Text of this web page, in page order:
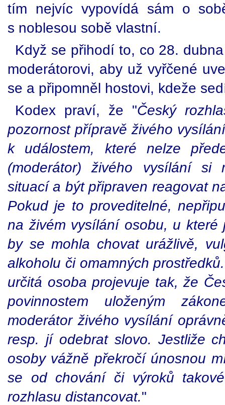
tím nejvíc vypovídá sám o
s noblesou sobě vlastní.
Když se přihodí to, co 28.
moderátorovi, aby už vyřčené
se a připomněl hostovi, kdeže
Kodex praví, že "Český
pozornost přípravě živého
k událostem, které nelze
(moderátor) živého vysílání si
situací a být připraven reagovat
Pokud je to proveditelné,
na živém vysílání osobu, u které
by se mohla chovat urážlivě,
alkoholu či omamných
určitá osoba projevuje tak, že
povinnostem uloženým
moderátor živého vysílání
resp. jí odebrat slovo. Jestliže
osoby vážně překročí únosnou
se od chování či výroků
rozhlasu distancovat."